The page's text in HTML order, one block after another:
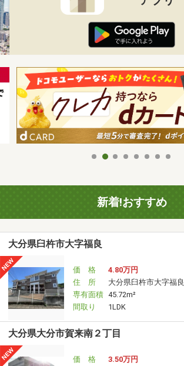
新着!おすすめ
大分県臼杵市大字福良
価 格
4.80万円
住 所
大分県臼杵市大字福良
専有面積 45.72m²
間取り
1LDK
大分県大分市賀来南２丁目
価 格
3.50万円